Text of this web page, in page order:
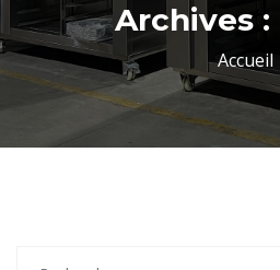
Archives :
Accueil